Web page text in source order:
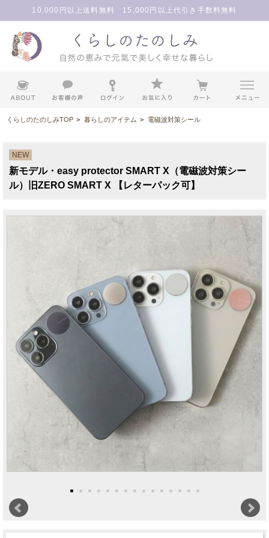
10,000円以上送料無料 15,000円以上代引き手数料無料
くらしのたのしみTOP > 暮らしのアイテム > 電磁波対策シール
NEW
新モデル・easy protector SMART X（電磁波対策シー
ル）旧ZERO SMART X 【レターパック可】